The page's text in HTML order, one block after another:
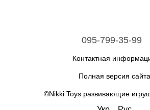
095-799-35-99
Контактная
Полная версия сайта
©Nikki Toys развивающие